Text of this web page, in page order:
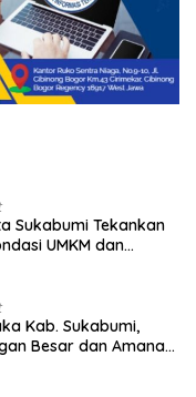
Sukabumi Tekankan
UMKM dan
Kab. Sukabumi,
Besar dan Amanah